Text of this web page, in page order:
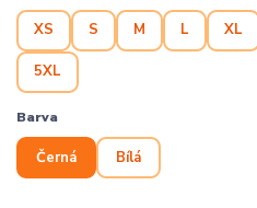
XS S M L XL
5XL
Barva
Černá Bílá